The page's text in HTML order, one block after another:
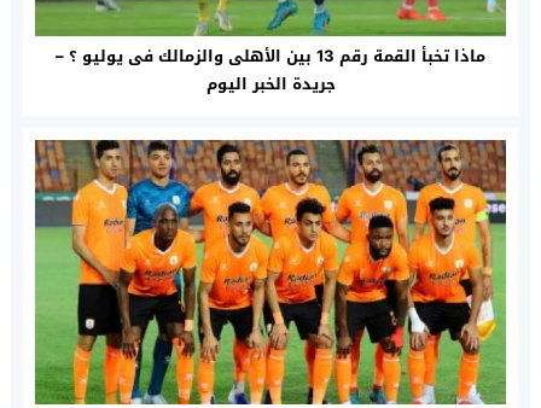
ماذا تخبأ القمة رقم 13 بين الأهلى والزمالك فى يوليو ؟ –
جريدة الخبر اليوم